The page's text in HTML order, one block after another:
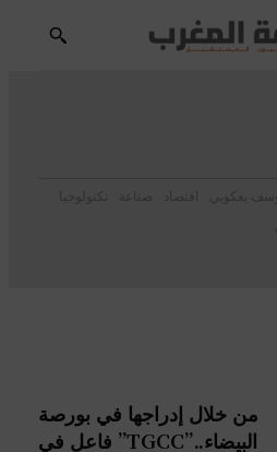
يوسف يعكوبي اقتصاد صناعة
تكنولوجيا
من خلال إدراجها في بورصة
البيضاء..”TGCC” فاعل في